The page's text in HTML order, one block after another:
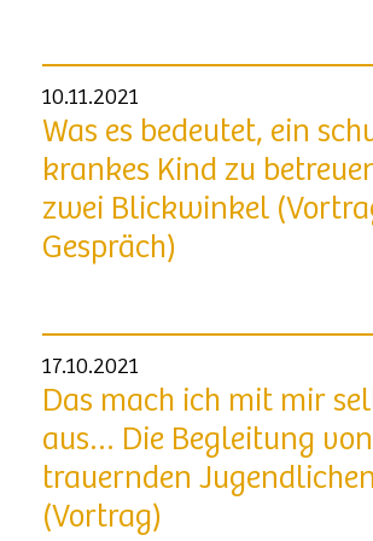
10.11.2021
Was es bedeutet, ein
krankes Kind zu
zwei Blickwinkel
Gespräch)
17.10.2021
Das mach ich mit mir
aus… Die Begleitung von
trauernden Jugendlichen
(Vortrag)